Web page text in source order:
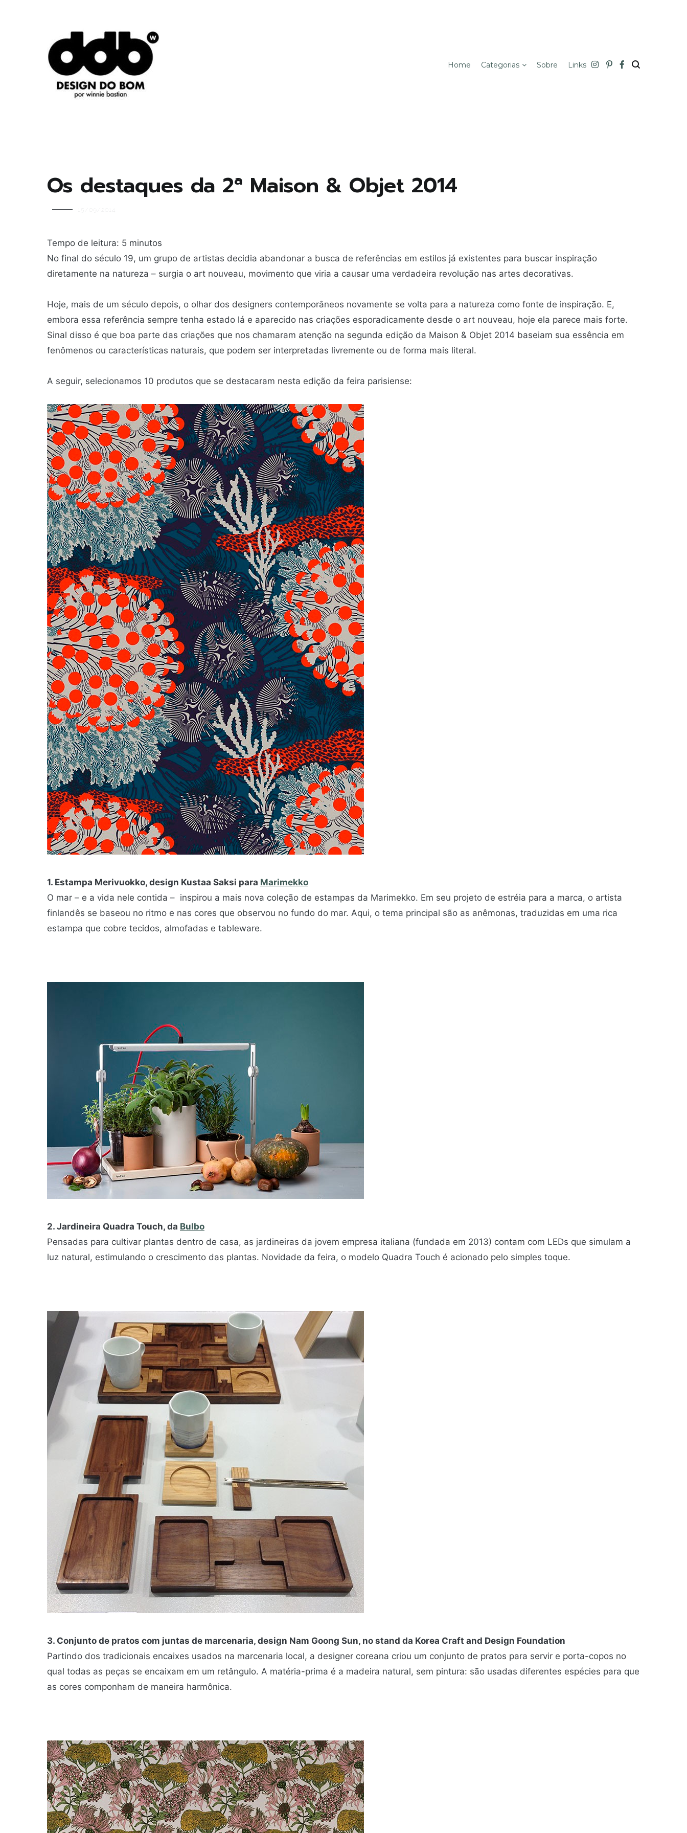
Home Categorias Sobre Links
Os destaques da 2ª Maison & Objet 2014
15/09/2014
Tempo de leitura: 5 minutos
No final do século 19, um grupo de artistas decidia abandonar a busca de referências em estilos já existentes para buscar inspiração
diretamente na natureza – surgia o art nouveau, movimento que viria a causar uma verdadeira revolução nas artes decorativas.
Hoje, mais de um século depois, o olhar dos designers contemporâneos novamente se volta para a natureza como fonte de inspiração. E,
embora essa referência sempre tenha estado lá e aparecido nas criações esporadicamente desde o art nouveau, hoje ela parece mais forte.
Sinal disso é que boa parte das criações que nos chamaram atenção na segunda edição da Maison & Objet 2014 baseiam sua essência em
fenômenos ou características naturais, que podem ser interpretadas livremente ou de forma mais literal.
A seguir, selecionamos 10 produtos que se destacaram nesta edição da feira parisiense:
1. Estampa Merivuokko, design Kustaa Saksi para Marimekko
O mar – e a vida nele contida – inspirou a mais nova coleção de estampas da Marimekko. Em seu projeto de estréia para a marca, o artista
finlandês se baseou no ritmo e nas cores que observou no fundo do mar. Aqui, o tema principal são as anêmonas, traduzidas em uma rica
estampa que cobre tecidos, almofadas e tableware.
2. Jardineira Quadra Touch, da Bulbo
Pensadas para cultivar plantas dentro de casa, as jardineiras da jovem empresa italiana (fundada em 2013) contam com LEDs que simulam a
luz natural, estimulando o crescimento das plantas. Novidade da feira, o modelo Quadra Touch é acionado pelo simples toque.
3. Conjunto de pratos com juntas de marcenaria, design Nam Goong Sun, no stand da Korea Craft and Design Foundation
Partindo dos tradicionais encaixes usados na marcenaria local, a designer coreana criou um conjunto de pratos para servir e porta-copos no
qual todas as peças se encaixam em um retângulo. A matéria-prima é a madeira natural, sem pintura: são usadas diferentes espécies para que
as cores componham de maneira harmônica.